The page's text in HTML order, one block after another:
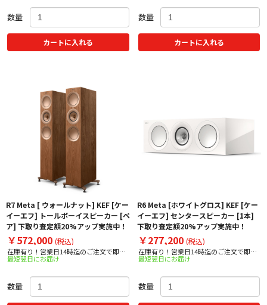
数量
カートに入れる
数量
カートに入れる
R7 Meta [ ウォールナット] KEF [ケー
イーエフ] トールボーイスピーカー [ペ
ア] 下取り査定額20%アップ実施中！
￥572,000 (税込)
在庫有り！営業日14時迄のご注文で即日
出荷！
最短翌日にお届け
数量
R6 Meta [ホワイトグロス] KEF [ケー
イーエフ] センタースピーカー [1本]
下取り査定額20%アップ実施中！
￥277,200 (税込)
在庫有り！営業日14時迄のご注文で即日
出荷！
最短翌日にお届け
数量